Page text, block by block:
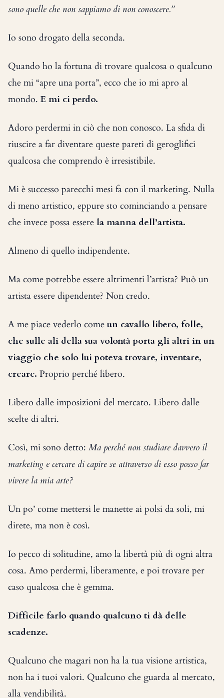
sono quelle che non sappiamo di non conoscere.”
Io sono drogato della seconda.
Quando ho la fortuna di trovare qualcosa o qualcuno
che mi “apre una porta”, ecco che io mi apro al
mondo.E mi ci perdo.
Adoro perdermi in ciò che non conosco. La sfida di
riuscire a far diventare queste pareti di geroglifici
qualcosa che comprendo è irresistibile.
Mi è successo parecchi mesi fa con il marketing. Nulla
di meno artistico, eppure sto cominciando a pensare
che invece possa essere la manna dell’artista.
Almeno di quello indipendente.
Ma come potrebbe essere altrimenti l’artista? Può un
artista essere dipendente? Non credo.
A me piace vederlo come un cavallo libero, folle,
che sulle ali della sua volontà porta gli altri in un
viaggio che solo lui poteva trovare, inventare,
creare. Proprio perché libero.
Libero dalle imposizioni del mercato. Libero dalle
scelte di altri.
Così, mi sono detto: Ma perché non studiare davvero il
marketing e cercare di capire se attraverso di esso posso far
vivere la mia arte?
Un po’ come mettersi le manette ai polsi da soli, mi
direte, ma non è così.
Io pecco di solitudine, amo la libertà più di ogni altra
cosa. Amo perdermi, liberamente, e poi trovare per
caso qualcosa che è gemma.
Difficile farlo quando qualcuno ti dà delle
scadenze.
Qualcuno che magari non ha la tua visione artistica,
non ha i tuoi valori. Qualcuno che guarda al mercato,
alla vendibilità.